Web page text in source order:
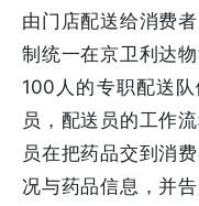
由门店配送给消费
制统一在京卫利达
100人的专职配送
员，配送员的工作
员在把药品交到消
况与药品信息，并